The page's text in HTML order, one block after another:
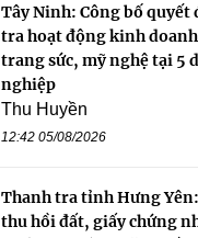
Tây Ninh: Công bố
tra hoạt động kinh
trang sức, mỹ nghệ tại 5
nghiệp
Thu Huyền
12:42 05/08/2026
Thanh tra tỉnh Hưng
thu hồi đất, giấy chứng